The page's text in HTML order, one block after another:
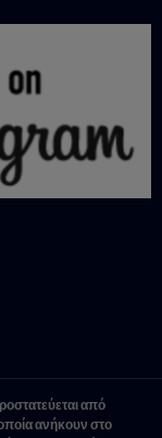
από
ανήκουν στο